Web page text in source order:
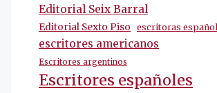
Editorial Seix Barral
Editorial Sexto Piso escritoras
escritores americanos
Escritores argentinos
Escritores españoles